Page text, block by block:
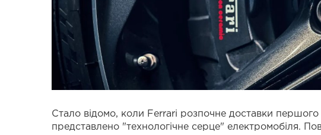
Стало відомо, коли Ferrari розпочне доставки
представлено "технологічне серце" електромобіля.